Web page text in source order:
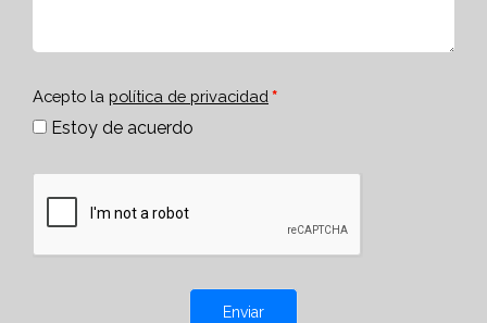
Acepto la política de privacidad
Estoy de acuerdo
Enviar